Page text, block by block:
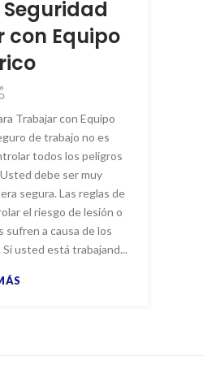
Seguridad
Equipo
Trabajar con Equipo
de trabajo no es
todos los peligros
debe ser muy
segura. Las reglas de
el riesgo de lesión o
a causa de los
usted está trabajand...